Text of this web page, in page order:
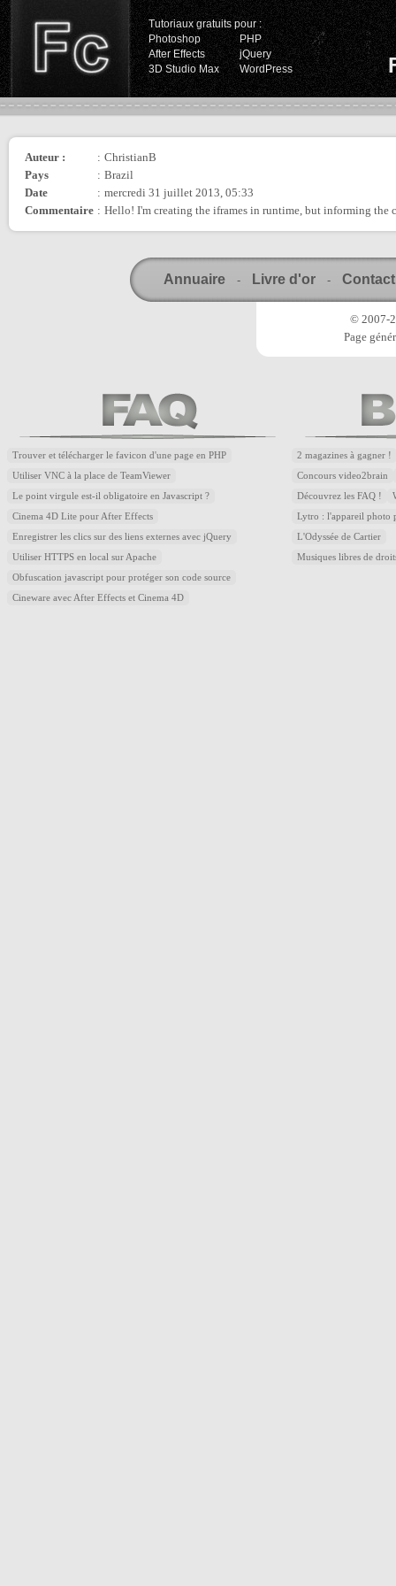
Tutoriaux gratuits pour :
Photoshop
PHP
After Effects
jQuery
3D Studio Max
WordPress
Auteur : : ChristianB
Pays
: Brazil
Date
: mercredi 31 juillet 2013, 05:33
Commentaire : Hello! I'm creating the iframes in runtime, but informing the
Annuaire - Livre d'or - Contact
© 2007-
Page
Trouver et télécharger le favicon d'une page en PHP
Utiliser VNC à la place de TeamViewer
Le point virgule est-il obligatoire en Javascript ?
Cinema 4D Lite pour After Effects
Enregistrer les clics sur des liens externes avec jQuery
Utiliser HTTPS en local sur Apache
Obfuscation javascript pour protéger son code source
Cineware avec After Effects et Cinema 4D
2 magazines à gagner !
Concours video2brain
Découvrez les FAQ !
Lytro : l'appareil photo
L'Odyssée de Cartier
Musiques libres de